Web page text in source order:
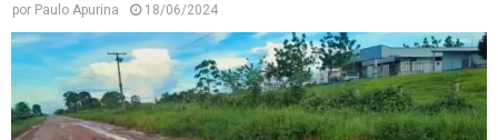
por Paulo Apurina 18/06/2024